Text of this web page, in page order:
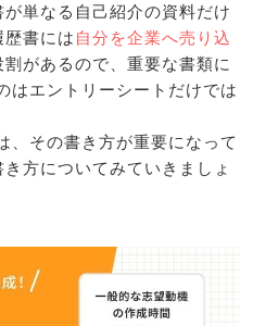
単なる自己紹介の資料だけ
書には 自分を企業へ売り込
割があるので、重要な書類に
はエントリーシートだけでは
、その書き方が重要になって
方についてみていきましょ